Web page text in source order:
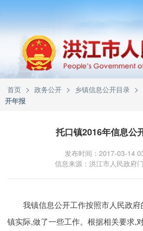
首页 > 政务公开 > 乡镇信息公开目录 >
开年报
托口镇2016年信息公
发布时间：2017-03-14
信息来源：洪江市人民政府
我镇信息公开工作按照市人民政
镇实际,做了一些工作。根据相关要求,